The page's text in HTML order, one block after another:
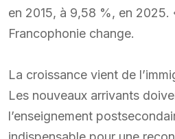
en 2015, à 9,58 %, en 2025.
Francophonie change.
La croissance vient de
Les nouveaux arrivants
l’enseignement